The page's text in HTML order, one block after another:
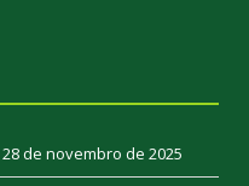
28 de novembro de 2025